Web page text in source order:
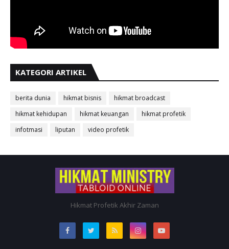
KATEGORI ARTIKEL
berita dunia hikmat bisnis
hikmat broadcast
hikmat kehidupan
hikmat keuangan
hikmat profetik
infotmasi
liputan video profetik
Hikmat Profetik Akhir Zaman